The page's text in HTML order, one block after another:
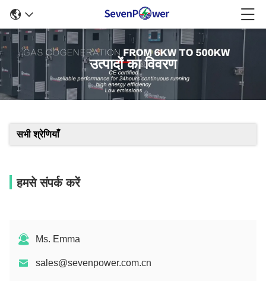
उत्पादों का विवरण
सभी श्रेणियाँ
हमसे संपर्क करें
Ms. Emma
sales@sevenpower.com.cn